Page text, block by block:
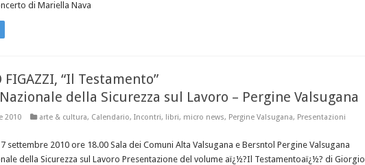
di Mariella Nava
FIGAZZI, “Il Testamento”
della Sicurezza sul Lavoro – Pergine Valsugana
2010 arte & cultura, Calendario, Incontri, libri, micro news, Pergine Valsugana, Presentazioni
settembre 2010 ore 18.00 Sala dei Comuni Alta Valsugana e Bersntol Pergine Valsugana
della Sicurezza sul Lavoro Presentazione del volume aï¿½?Il Testamentoaï¿½? di Giorgio